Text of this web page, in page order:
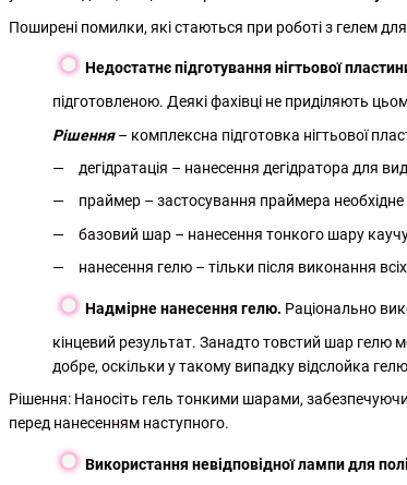
Поширені помилки, які стаються при роботі з гелем
Недостатнє підготування нігтьової
підготовленою. Деякі фахівці не приділяють
Рішення– комплексна підготовка нігтьової
дегідратація – нанесення дегідратора для
праймер – застосування праймера необхідне
базовий шар – нанесення тонкого шару
нанесення гелю – тільки після виконання
Надмірне нанесення гелю. Раціонально
кінцевий результат. Занадто товстий шар гелю
добре, оскільки у такому випадку відслойка
Рішення: Наносіть гель тонкими шарами,
перед нанесенням наступного.
Використання невідповідної лампи для